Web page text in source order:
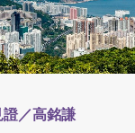
／高銘謙